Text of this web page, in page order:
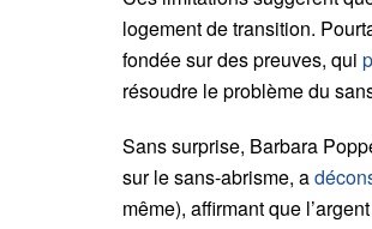
logement de transition.
fondée sur des preuves, qui
résoudre le problème du
Sans surprise, Barbara
sur le sans-abrisme, a
même), affirmant que